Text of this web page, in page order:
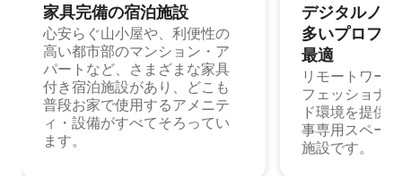
家具完備の宿⁠泊⁠施⁠設
心安らぐ山小屋や、利便性の
高い都市部のマンション・ア
パートなど、さまざまな家具
付き宿泊施設があり、どこも
普段お家で使用するアメニテ
ィ・設備がすべてそろってい
ます。
デジタルノ
多⁠いプ⁠ロ⁠フ⁠
最⁠適
リモートワー
フェッショナ
ド環境を提供
事専用スペー
施設です。